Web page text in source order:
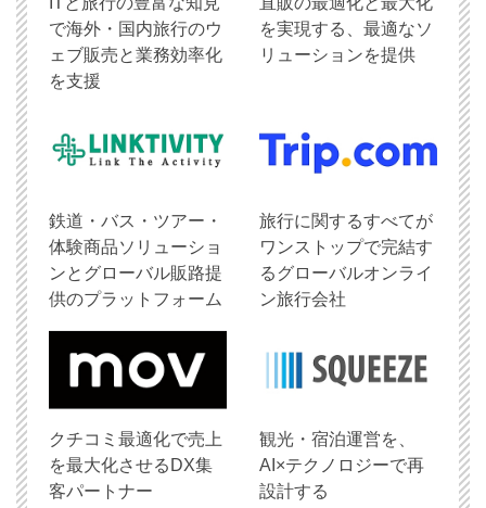
で海外・国内旅行のウ
ェブ販売と業務効率化
を支援
を実現する、最適なソ
リューションを提供
鉄道・バス・ツアー・
体験商品ソリューショ
ンとグローバル販路提
供のプラットフォーム
旅行に関するすべてが
ワンストップで完結す
るグローバルオンライ
ン旅行会社
クチコミ最適化で売上
を最大化させるDX集
客パートナー
観光・宿泊運営を、
AI×テクノロジーで再
設計する